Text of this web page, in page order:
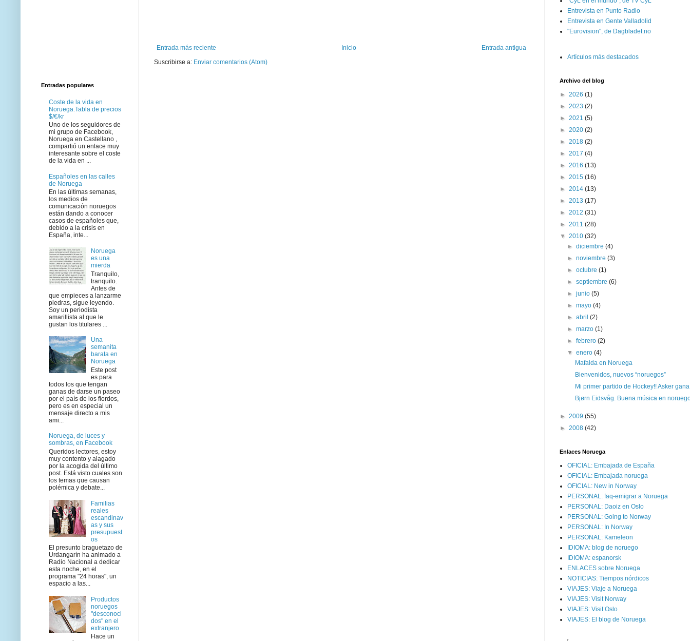
Entrada más reciente Entrada antigua
Inicio
Suscribirse a: Enviar comentarios (Atom)
Entradas populares
Coste de la vida en
Noruega.Tabla de precios
$/€/kr
Uno de los seguidores de
mi grupo de Facebook,
Noruega en Castellano ,
compartió un enlace muy
interesante sobre el coste
de la vida en ...
Españoles en las calles
de Noruega
En las últimas semanas,
los medios de
comunicación noruegos
están dando a conocer
casos de españoles que,
debido a la crisis en
España, inte...
Noruega
es una
mierda
Tranquilo,
tranquilo.
Antes de
que empieces a lanzarme
piedras, sigue leyendo.
Soy un periodista
amarillista al que le
gustan los titulares ...
Una
semanita
barata en
Noruega
Este post
es para
todos los que tengan
ganas de darse un paseo
por el país de los fiordos,
pero es en especial un
mensaje directo a mis
ami...
Noruega, de luces y
sombras, en Facebook
Queridos lectores, estoy
muy contento y alagado
por la acogida del último
post. Está visto cuales son
los temas que causan
polémica y debate...
Familias
reales
escandinav
as y sus
presupuest
os
El presunto braguetazo de
Urdangarín ha animado a
Radio Nacional a dedicar
esta noche, en el
programa "24 horas", un
espacio a las...
Productos
noruegos
"desconoci
dos" en el
extranjero
Hace un
Entrevista en Punto Radio
Entrevista en Gente Valladolid
"Eurovision", de Dagbladet.no
Artículos más destacados
Archivo del blog
► 2026 (1)
► 2023 (2)
► 2021 (5)
► 2020 (2)
► 2018 (2)
► 2017 (4)
► 2016 (13)
► 2015 (16)
► 2014 (13)
► 2013 (17)
► 2012 (31)
► 2011 (28)
▼ 2010 (32)
►diciembre(4)
►noviembre(3)
►octubre(1)
►septiembre(6)
►junio(5)
►mayo(4)
►abril(2)
►marzo(1)
►febrero(2)
▼enero(4)
Mafalda en Noruega
Bienvenidos, nuevos “noruegos”
Mi primer partido de Hockey!! Asker gana
Bjørn Eidsvåg. Buena música en
► 2009 (55)
► 2008 (42)
Enlaces Noruega
OFICIAL: Embajada de España
OFICIAL: Embajada noruega
OFICIAL: New in Norway
PERSONAL: faq-emigrar a Noruega
PERSONAL: Daoiz en Oslo
PERSONAL: Going to Norway
PERSONAL: In Norway
PERSONAL: Kameleon
IDIOMA: blog de noruego
IDIOMA: espanorsk
ENLACES sobre Noruega
NOTICIAS: Tiempos nórdicos
VIAJES: Viaje a Noruega
VIAJES: Visit Norway
VIAJES: Visit Oslo
VIAJES: El blog de Noruega